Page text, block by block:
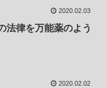
2020.02.03
法律を万能薬のよう
2020.02.02